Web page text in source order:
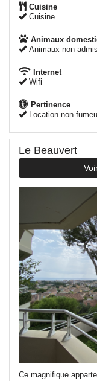
Cuisine
Cuisine
Animaux
Animaux non admis
Internet
Wifi
Pertinence
Location non-
Le Beauvert
Ce magnifique